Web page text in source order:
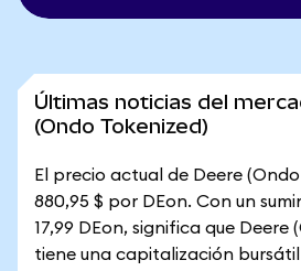
Últimas noticias del
(Ondo Tokenized)
El precio actual de Deere
880,95 $ por DEon. Con un
17,99 DEon, significa que Deere
tiene una capitalización